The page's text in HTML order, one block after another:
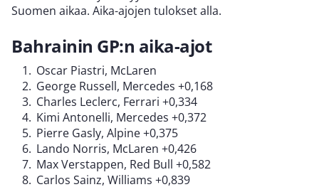
Suomen aikaa. Aika-ajojen tulokset alla.
Bahrainin GP:n aika-ajot
Oscar Piastri, McLaren
George Russell, Mercedes +0,168
Charles Leclerc, Ferrari +0,334
Kimi Antonelli, Mercedes +0,372
Pierre Gasly, Alpine +0,375
Lando Norris, McLaren +0,426
Max Verstappen, Red Bull +0,582
Carlos Sainz, Williams +0,839